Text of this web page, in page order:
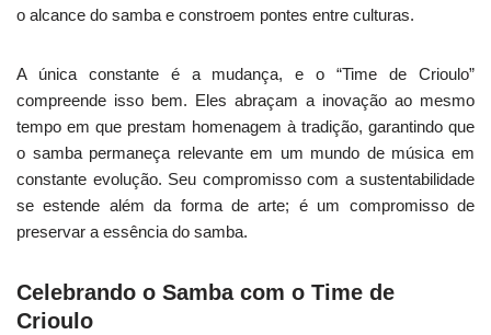
o alcance do samba e constroem pontes entre culturas.
A única constante é a mudança, e o “Time de Crioulo”
compreende isso bem. Eles abraçam a inovação ao mesmo
tempo em que prestam homenagem à tradição, garantindo que
o samba permaneça relevante em um mundo de música em
constante evolução. Seu compromisso com a sustentabilidade
se estende além da forma de arte; é um compromisso de
preservar a essência do samba.
Celebrando o Samba com o Time de
Crioulo